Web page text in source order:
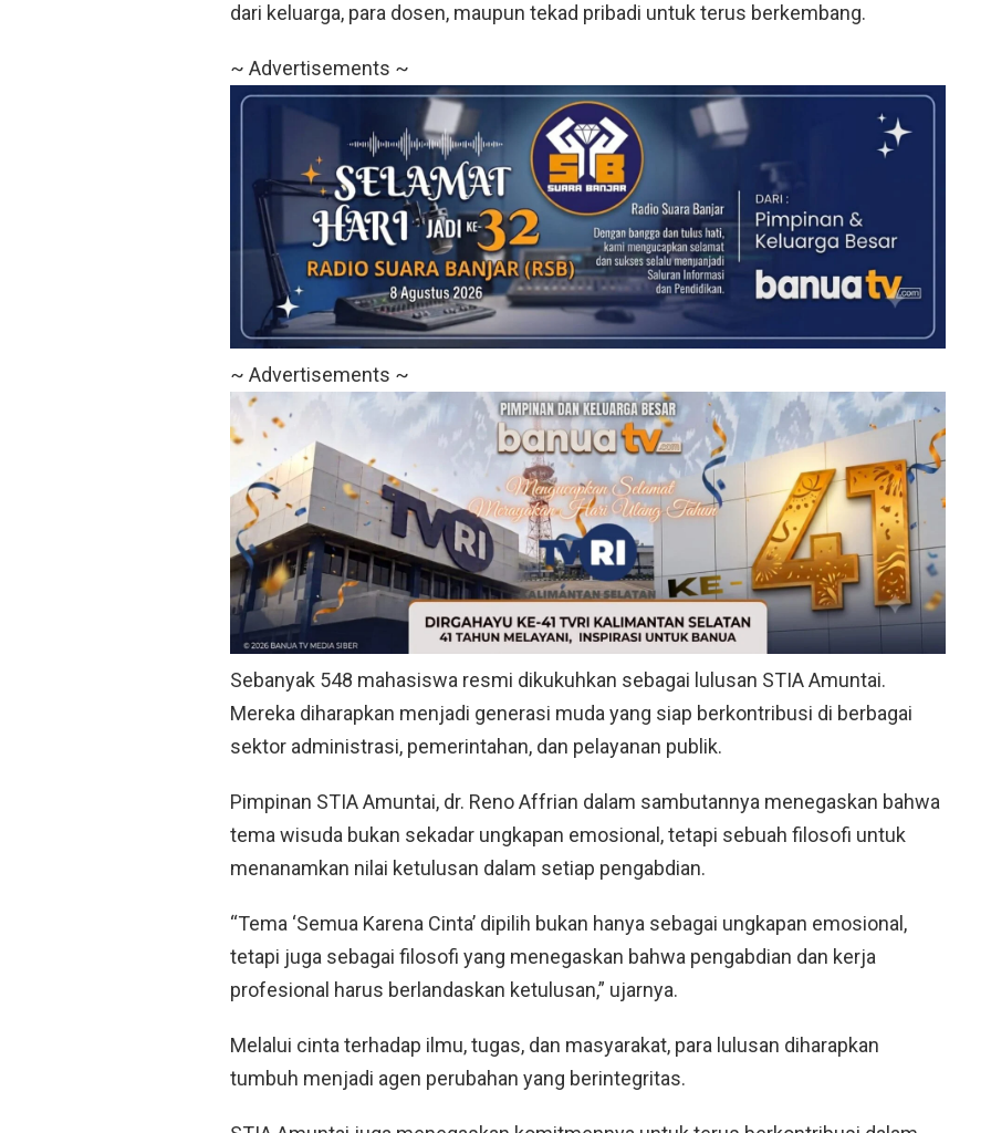
dari keluarga, para dosen, maupun tekad pribadi untuk terus berkembang.
~ Advertisements ~
~ Advertisements ~
Sebanyak 548 mahasiswa resmi dikukuhkan sebagai lulusan STIA Amuntai.
Mereka diharapkan menjadi generasi muda yang siap berkontribusi di berbagai
sektor administrasi, pemerintahan, dan pelayanan publik.
Pimpinan STIA Amuntai, dr. Reno Affrian dalam sambutannya menegaskan bahwa
tema wisuda bukan sekadar ungkapan emosional, tetapi sebuah filosofi untuk
menanamkan nilai ketulusan dalam setiap pengabdian.
“Tema ‘Semua Karena Cinta’ dipilih bukan hanya sebagai ungkapan emosional,
tetapi juga sebagai filosofi yang menegaskan bahwa pengabdian dan kerja
profesional harus berlandaskan ketulusan,” ujarnya.
Melalui cinta terhadap ilmu, tugas, dan masyarakat, para lulusan diharapkan
tumbuh menjadi agen perubahan yang berintegritas.